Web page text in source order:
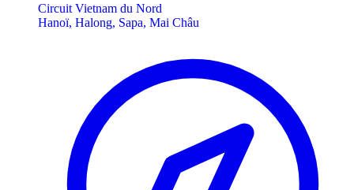
Circuit Vietnam du Nord
Hanoï, Halong, Sapa, Mai Châu